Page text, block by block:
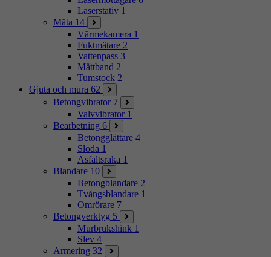
Laserstativ 1
Mäta 14
Värmekamera 1
Fuktmätare 2
Vattenpass 3
Måttband 2
Tumstock 2
Gjuta och mura 62
Betongvibrator 7
Valvvibrator 1
Bearbetning 6
Betongglättare 4
Sloda 1
Asfaltsraka 1
Blandare 10
Betongblandare 2
Tvångsblandare 1
Omrörare 7
Betongverktyg 5
Murbrukshink 1
Slev 4
Armering 32